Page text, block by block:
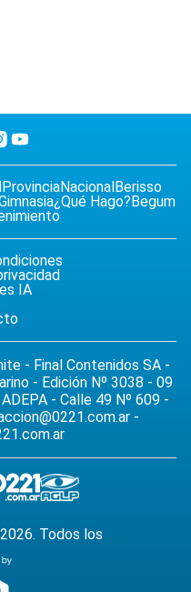
ProvinciaNacionalBerisso
¿Qué Hago?Begum
IA
- Final Contenidos SA -
- Edición Nº 3038 - 09
- Calle 49 Nº 609 -
-
Todos los